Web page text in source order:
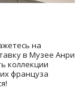
на
в Музее Анри
коллекции
француза